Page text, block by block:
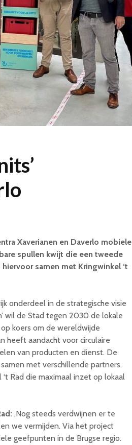
Xaverianen en Daverlo mobiele
spullen kwijt die een tweede
samen met Kringwinkel ‘t
onderdeel in de strategische visie
wil de Stad tegen 2030 de lokale
koers om de wereldwijde
heeft aandacht voor circulaire
van producten en dienst. De
met verschillende partners.
Rad die maximaal inzet op lokaal
,Nog steeds verdwijnen er te
we vermijden. Via het project
geefpunten in de Brugse regio.